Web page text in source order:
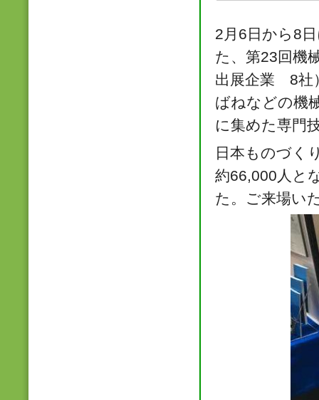
2月6日から8
た、第23回機
出展企業 8社
ばねなどの機
に集めた専門
日本ものづく
約66,000人と
た。ご来場い